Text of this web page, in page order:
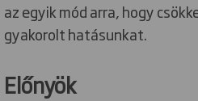
az egyik mód arra, hogy
gyakorolt hatásunkat.
Előnyök